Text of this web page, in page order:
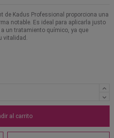
de Kadus Professional proporciona una
notable. Es ideal para aplicarla justo
un tratamiento químico, ya que
vitalidad.
al carrito